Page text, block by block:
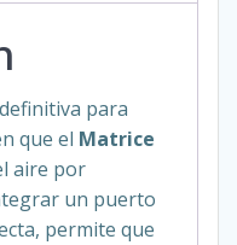
para
que el Matrice
aire por
un puerto
permite que